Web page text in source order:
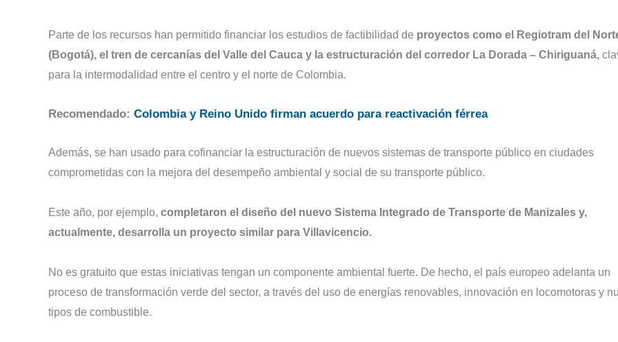
Parte de los recursos han permitido financiar los estudios de factibilidad de proyectos como el Regiotram del
(Bogotá), el tren de cercanías del Valle del Cauca y la estructuración del corredor La Dorada – Chiriguaná,
para la intermodalidad entre el centro y el norte de Colombia.
Recomendado: Colombia y Reino Unido firman acuerdo para reactivación férrea
Además, se han usado para cofinanciar la estructuración de nuevos sistemas de transporte público en ciudades
comprometidas con la mejora del desempeño ambiental y social de su transporte público.
Este año, por ejemplo, completaron el diseño del nuevo Sistema Integrado de Transporte de Manizales y,
actualmente, desarrolla un proyecto similar para Villavicencio.
No es gratuito que estas iniciativas tengan un componente ambiental fuerte. De hecho, el país europeo adelanta un
proceso de transformación verde del sector, a través del uso de energías renovables, innovación en locomotoras y
tipos de combustible.